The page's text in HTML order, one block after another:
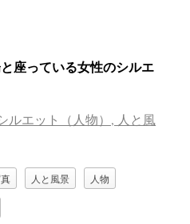
座っている女性のシルエ
人と風景 人物